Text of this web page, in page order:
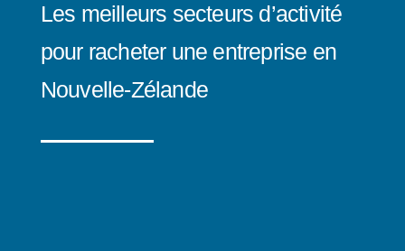
Les meilleurs secteurs d’activité
pour racheter une entreprise en
Nouvelle-Zélande